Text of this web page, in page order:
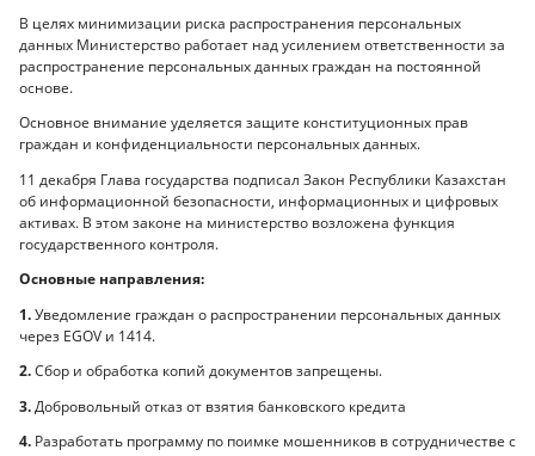
В целях минимизации риска распространения персональных
данных Министерство работает над усилением ответственности за
распространение персональных данных граждан на постоянной
основе.
Основное внимание уделяется защите конституционных прав
граждан и конфиденциальности персональных данных.
11 декабря Глава государства подписал Закон Республики Казахстан
об информационной безопасности, информационных и цифровых
активах. В этом законе на министерство возложена функция
государственного контроля.
Основные направления:
1.Уведомление граждан о распространении персональных данных
через EGOV и 1414.
2.Сбор и обработка копий документов запрещены.
3.Добровольный отказ от взятия банковского кредита
4. Разработать программу по поимке мошенников в сотрудничестве с